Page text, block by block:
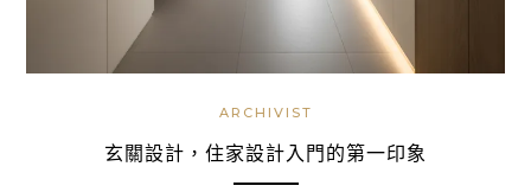
ARCHIVIST
玄關設計，住家設計入門的第一印象